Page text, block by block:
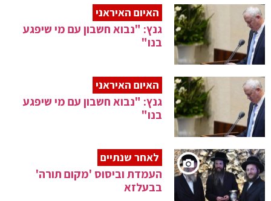
האיום האיראני
גנץ: "נבוא חשבון עם מי שיפגע
בנו"
האיום האיראני
גנץ: "נבוא חשבון עם מי שיפגע
בנו"
לאחר שנתיים
העמדת וביסוס 'מקום תורה'
בבעלזא